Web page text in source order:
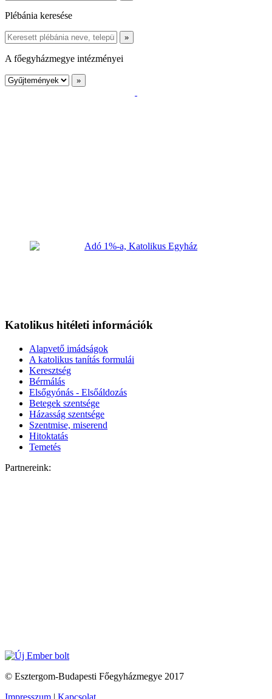
Plébánia keresése
A főegyházmegye intézményei
Katolikus hitéleti információk
Alapvető imádságok
A katolikus tanítás formulái
Keresztség
Bérmálás
Elsőgyónás - Elsőáldozás
Betegek szentsége
Házasság szentsége
Szentmise, miserend
Hitoktatás
Temetés
Partnereink:
© Esztergom-Budapesti Főegyházmegye 2017